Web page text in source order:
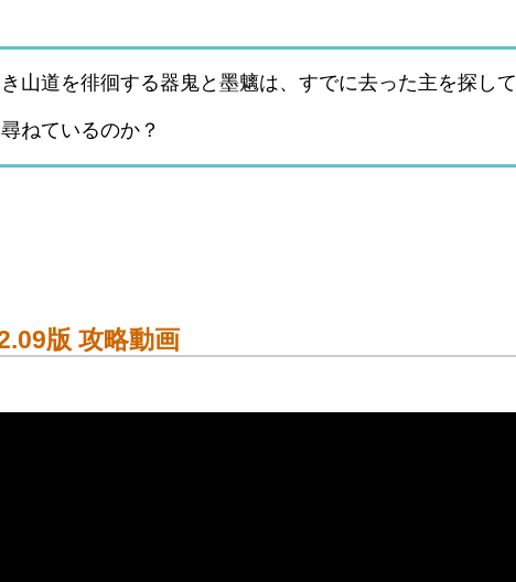
山道を徘徊する器鬼と墨魑は、すでに去った主を探して
ねているのか？
版 攻略動画